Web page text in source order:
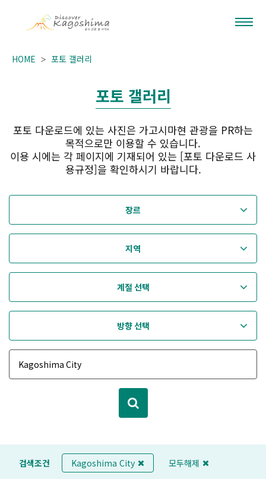
HOME 포토 갤러리
포토 갤러리
포토 다운로드에 있는 사진은 가고시마현 관광을 PR하는
목적으로만 이용할 수 있습니다.
이용 시에는 각 페이지에 기재되어 있는 [포토 다운로드 사
용규정]을 확인하시기 바랍니다.
장르
지역
계절 선택
방향 선택
검색조건 Kagoshima City 모두해제